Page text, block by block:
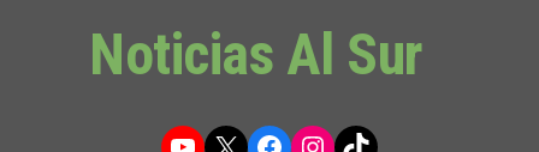
Noticias Al Sur
YouTube
X Facebook
Instagram
TikTok